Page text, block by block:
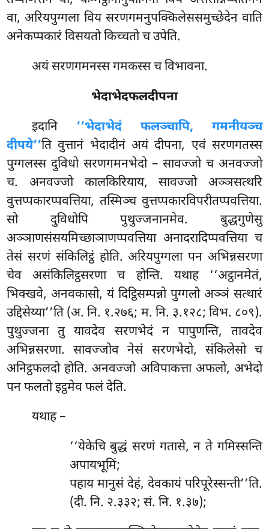
वा, अरियपुग्गला विय सरणगमनुपक्किलेससमुच्छेदेन वाति
अनेकप्पकारं विसयतो किच्चतो च उपेति.
अयं सरणगमनस्स गमकस्स च विभावना.
भेदाभेदफलदीपना
इदानि ‘‘भेदाभेदं फलञ्चापि, गमनीयञ्च
दीपये’’ति वुत्तानं भेदादीनं अयं दीपना, एवं सरणगतस्स
पुग्गलस्स दुविधो सरणगमनभेदो – सावज्जो च अनवज्जो
च. अनवज्जो कालकिरियाय, सावज्जो अञ्ञसत्थरि
वुत्तप्पकारप्पवत्तिया, तस्मिञ्च वुत्तप्पकारविपरीतप्पवत्तिया.
सो दुविधोपि पुथुज्जनानमेव. बुद्धगुणेसु
अञ्ञाणसंसयमिच्छाञाणप्पवत्तिया अनादरादिप्पवत्तिया च
तेसं सरणं संकिलिट्ठं होति. अरियपुग्गला पन अभिन्नसरणा
चेव असंकिलिट्ठसरणा च होन्ति. यथाह ‘‘अट्ठानमेतं,
भिक्खवे, अनवकासो, यं दिट्ठिसम्पन्नो पुग्गलो अञ्ञं सत्थारं
उद्दिसेय्या’’ति (अ. नि. १.२७६; म. नि. ३.१२८; विभ. ८०९).
पुथुज्जना तु यावदेव सरणभेदं न पापुणन्ति, तावदेव
अभिन्नसरणा. सावज्जोव नेसं सरणभेदो, संकिलेसो च
अनिट्ठफलदो होति. अनवज्जो अविपाकत्ता अफलो, अभेदो
पन फलतो इट्ठमेव फलं देति.
यथाह –
‘‘येकेचिबुद्धं सरणं गतासे, न ते गमिस्सन्ति
अपायभूमिं;
पहाय मानुसं देहं, देवकायं परिपूरेस्सन्ती’’ति.
(दी. नि. २.३३२; सं. नि. १.३७);